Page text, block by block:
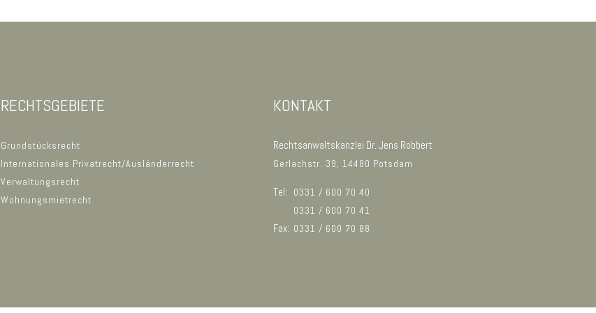
RECHTSGEBIETE
Grundstücksrecht
Internationales Privatrecht/Ausländerrecht
Verwaltungsrecht
Wohnungsmietrecht
KONTAKT
Rechtsanwaltskanzlei Dr. Jens Robbert
Gerlachstr. 39, 14480 Potsdam
Tel:
0331 / 600 70 40
0331 / 600 70 41
Fax: 0331 / 600 70 88